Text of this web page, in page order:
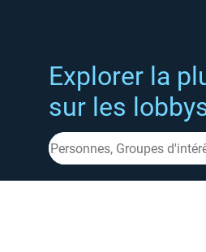
Explorer la
sur les